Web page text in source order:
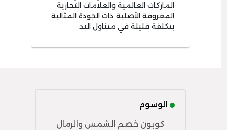
الماركات العالمية والعلامات التجارية
المعروفة الأصلية ذات الجودة المثالية
بتكلفة قليلة في متناول اليد.
الوسوم
كوبون خصم الشمس والرمال